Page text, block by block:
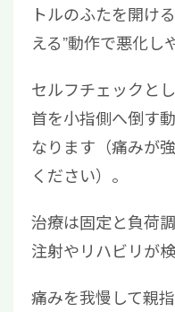
トルのふたを開け
える”動作で悪化し
セルフチェックと
首を小指側へ倒す
なります（痛みが
ください）。
治療は固定と負荷
注射やリハビリが
痛みを我慢して親